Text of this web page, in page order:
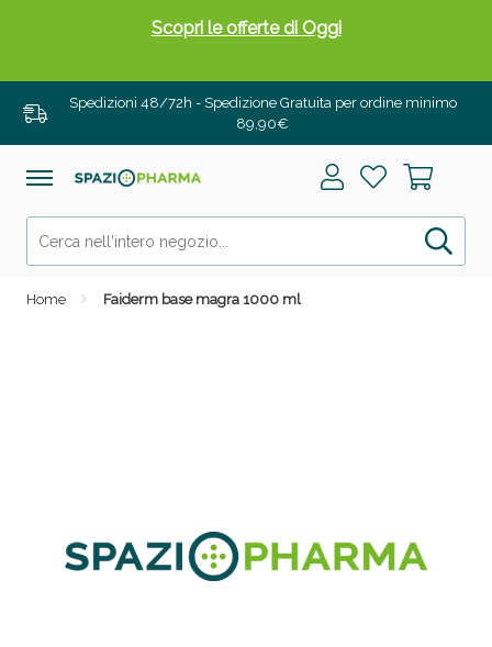
Spedizioni 48/72h - Spedizione Gratuita per ordine minimo
89,90€
Home Faiderm base magra 1000 ml
Scopri le offerte di Oggi